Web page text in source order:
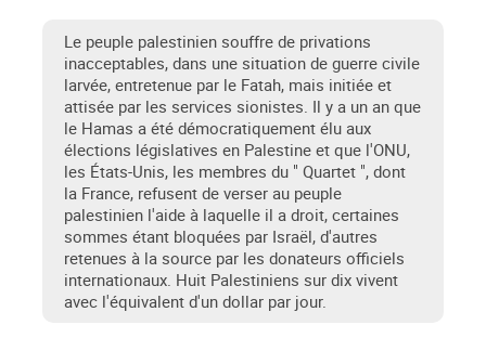
Le peuple palestinien souffre de privations
inacceptables, dans une situation de guerre civile
larvée, entretenue par le Fatah, mais initiée et
attisée par les services sionistes. Il y a un an que
le Hamas a été démocratiquement élu aux
élections législatives en Palestine et que l'ONU,
les États-Unis, les membres du " Quartet ", dont
la France, refusent de verser au peuple
palestinien l'aide à laquelle il a droit, certaines
sommes étant bloquées par Israël, d'autres
retenues à la source par les donateurs officiels
internationaux. Huit Palestiniens sur dix vivent
avec l'équivalent d'un dollar par jour.